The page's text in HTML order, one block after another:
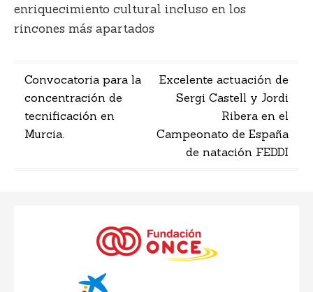
enriquecimiento cultural incluso en los
rincones más apartados
Navegación
de
entradas
Convocatoria para la
concentración de
tecnificación en
Murcia.
Excelente actuación de
Sergi Castell y Jordi
Ribera en el
Campeonato de España
de natación FEDDI